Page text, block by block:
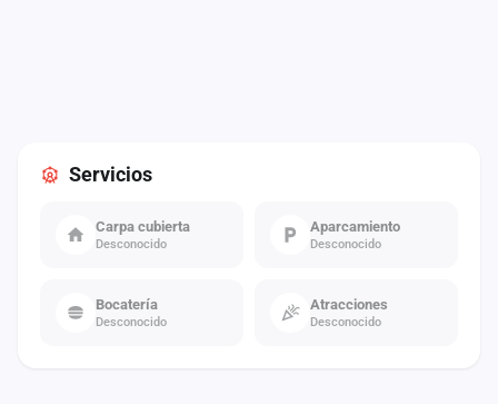
Servicios
Carpa cubierta
Desconocido
Aparcamiento
Desconocido
Bocatería
Desconocido
Atracciones
Desconocido